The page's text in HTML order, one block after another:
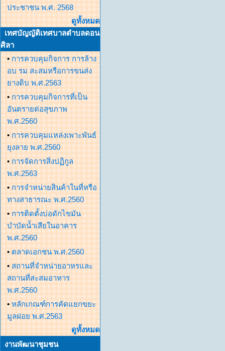
ประชาชน พ.ศ. 2568
ดูทั้งหมด
เทศบัญญัติเทศบาลตำบลดอน
ศิลา
• การควบคุมกิจการ การล้าง
อบ รม สะสมหรือการขนส่ง
ยางดิบ พ.ศ.2563
• การควบคุมกิจการที่เป็น
อันตรายต่อสุขภาพ
พ.ศ.2560
• การควบคุมแหล่งเพาะพันธ์
ยุงลาย พ.ศ.2560
• การจัดการสิ่งปฏิกูล
พ.ศ.2563
• การจำหน่ายสินค้าในที่หรือ
ทางสาธารณะ พ.ศ.2560
• การติดตั้งบ่อดักไขมัน
บำบัดน้ำเสียในอาคาร
พ.ศ.2560
• ตลาดเอกชน พ.ศ.2560
• สถานที่จำหน่ายอาหรและ
สถานที่สะสมอาหาร
พ.ศ.2560
• หลักเกณฑ์การคัดแยกขยะ
มูลฝอย พ.ศ.2563
ดูทั้งหมด
งานพัฒนาชุมชน